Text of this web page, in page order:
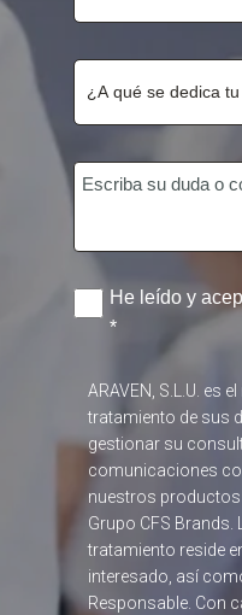
He leído y
*
ARAVEN, S.L.U. es
tratamiento de sus
gestionar su
comunicaciones
nuestros
Grupo CFS Brands.
tratamiento reside
interesado, así
Responsable. Con